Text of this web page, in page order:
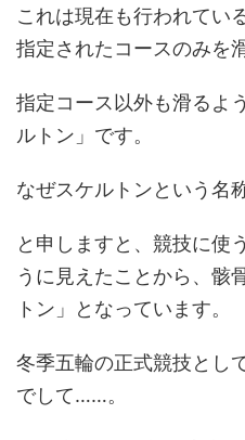
これは現在も行われてい
指定されたコースのみを
指定コース以外も滑るよ
ルトン」です。
なぜスケルトンという名
と申しますと、競技に使
うに見えたことから、骸
トン」となっています。
冬季五輪の正式競技とし
でして……。